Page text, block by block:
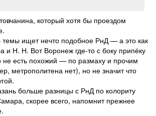
который хотя бы проездом
темы ищет нечто подобное РнД — а это как
и Н. Н. Вот Воронеж где-то с боку припёку
не есть похожий — по размаху и прочим
метрополитена нет), но не значит что
больше разницы с РнД по колориту
скорее всего, напомнит прежнее